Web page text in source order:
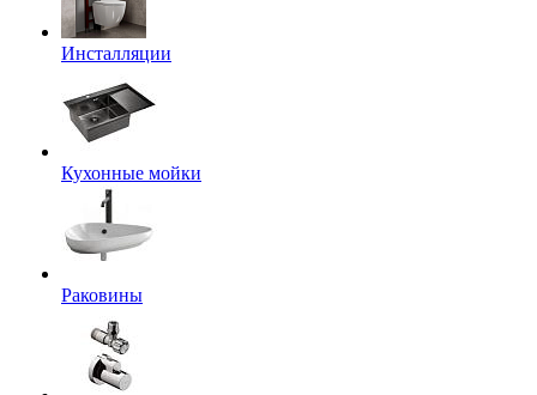
Инсталляции
Кухонные мойки
Раковины